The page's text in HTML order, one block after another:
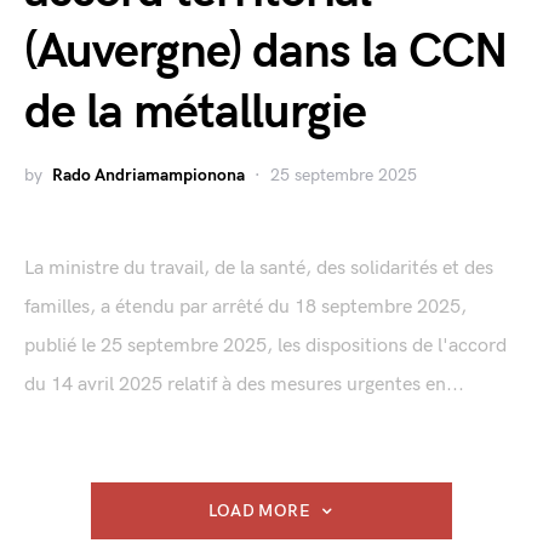
(Auvergne) dans la CCN
de la métallurgie
by Rado Andriamampionona 25 septembre 2025
La ministre du travail, de la santé, des solidarités et des
familles, a étendu par arrêté du 18 septembre 2025,
publié le 25 septembre 2025, les dispositions de l'accord
du 14 avril 2025 relatif à des mesures urgentes en...
LOAD MORE